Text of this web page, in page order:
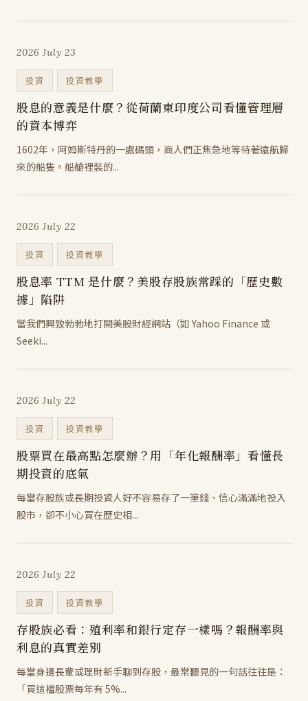
2026 July 23
投資 投資教學
股息的意義是什麼？從荷蘭東印度公司看懂管理層
的資本博弈
1602年，阿姆斯特丹的一處碼頭，商人們正焦急地等待著遠航歸
來的船隻。船艙裡裝的...
2026 July 22
投資 投資教學
股息率 TTM 是什麼？美股存股族常踩的「歷史數
據」陷阱
當我們興致勃勃地打開美股財經網站（如 Yahoo Finance 或
Seeki...
2026 July 22
投資 投資教學
股票買在最高點怎麼辦？用「年化報酬率」看懂長
期投資的底氣
每當存股族或長期投資人好不容易存了一筆錢、信心滿滿地投入
股市，卻不小心買在歷史相...
2026 July 22
投資 投資教學
存股族必看：殖利率和銀行定存一樣嗎？報酬率與
利息的真實差別
每當身邊長輩或理財新手聊到存股，最常聽見的一句話往往是：
「買這檔股票每年有 5%...